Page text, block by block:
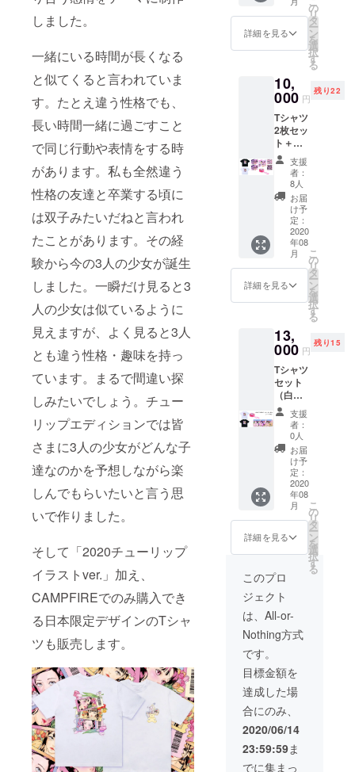
しました。
一緒にいる時間が長くなる
と似てくると言われていま
す。たとえ違う性格でも、
長い時間一緒に過ごすこと
で同じ行動や表情をする時
があります。私も全然違う
性格の友達と卒業する頃に
は双子みたいだねと言われ
たことがあります。その経
験から今の3人の少女が誕生
しました。一瞬だけ見ると3
人の少女は似ているように
見えますが、よく見ると3人
とも違う性格・趣味を持っ
ています。まるで間違い探
しみたいでしょう。チュー
リップエディションでは皆
さまに3人の少女がどんな子
達なのかを予想しながら楽
しんでもらいたいと言う思
いで作りました。
そして「2020チューリップ
イラストver.」加え、
CAMPFIREでのみ購入でき
る日本限定デザインのTシャ
ツも販売します。
着丈：
77cm
・肩
幅：
64cm
幅：
63cm
・袖
丈：
23.5cm
詳細を見る
の
リ
タ
ー
ン
を
選
択
す
る
10,
000 円
残り22
Tシャツ
2枚セッ
ト＋文
具セッ
トAB＋
小銭入
れ ＊限
定30名
＊Tシャ
ツサイ
ズ： ・
着丈：
77cm
・肩
幅：
64cm
幅：
63cm
・袖
丈：
23.5cm
支援
者：
8人
お届
け予
定：
2020
年08
月
詳細を見る
こ
の
リ
タ
ー
ン
を
選
択
す
る
13,
000 円
残り15
Tシャツ
セット
（白＋
黒）＋
小銭入
れ＋マ
ウス
パッド
＋2020
下半期
パソコ
ン待ち
受け
（7〜12
月） ＊
限定15
名 ＊T
シャツ
サイ
ズ： ・
着丈：
77cm
64cm
・身
幅：
63cm
・袖
丈：
23.5cm
支援
者：
0人
お届
け予
定：
2020
年08
月
詳細を見る
こ
の
リ
タ
ー
ン
を
選
択
す
る
このプロ
ジェクト
は、All-or-
Nothing方式
です。
目標金額を
達成した場
合にのみ、
2020/06/14
23:59:59ま
でに集まっ